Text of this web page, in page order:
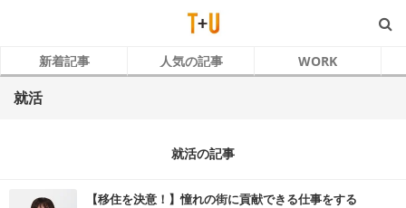
新着記事 人気の記事 WORK
就活
就活の記事
【移住を決意！】憧れの街に貢献できる仕事をする